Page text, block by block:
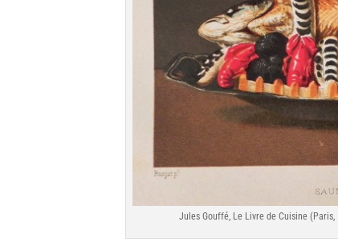
Jules Gouffé, Le Livre de Cuisine